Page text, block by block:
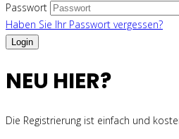
Passwort
Haben Sie Ihr Passwort vergessen?
NEU HIER?
Die Registrierung ist einfach und